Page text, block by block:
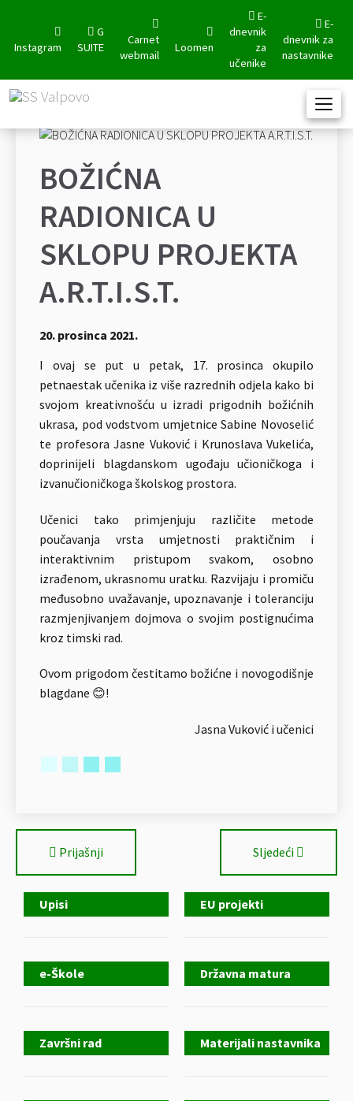
Instagram
G
SUITE
Carnet
webmail
Loomen
E-
dnevnik
za
učenike
E-
dnevnik za
nastavnike
Upisi EU projekti
e-Škole Državna matura
Završni rad Materijali nastavnika
BOŽIĆNA
RADIONICA U
SKLOPU PROJEKTA
A.R.T.I.S.T.
20. prosinca 2021.
I ovaj se put u petak, 17. prosinca okupilo
petnaestak učenika iz više razrednih odjela kako bi
svojom kreativnošću u izradi prigodnih božićnih
ukrasa, pod vodstvom umjetnice Sabine Novoselić
te profesora Jasne Vuković i Krunoslava Vukelića,
doprinijeli blagdanskom ugođaju učioničkoga i
izvanučioničkoga školskog prostora.
Učenici tako primjenjuju različite metode
poučavanja vrsta umjetnosti praktičnim i
interaktivnim pristupom svakom, osobno
izrađenom, ukrasnomu uratku. Razvijaju i promiču
međusobno uvažavanje, upoznavanje i toleranciju
razmjenjivanjem dojmova o svojim postignućima
kroz timski rad.
Ovom prigodom čestitamo božićne i novogodišnje
blagdane 😊!
Jasna Vuković i učenici
Prijašnji Sljedeći